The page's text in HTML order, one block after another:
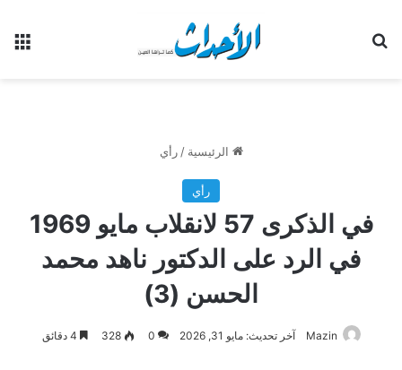
الرئيسية / رأي
رأي
في الذكرى 57 لانقلاب مايو 1969
في الرد على الدكتور ناهد محمد
الحسن (3)
Mazin آخر تحديث: مايو 31, 2026 0
328